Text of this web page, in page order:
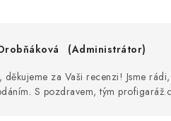
(Administrátor)
děkujeme za Vaši recenzi! Jsme
S pozdravem, tým